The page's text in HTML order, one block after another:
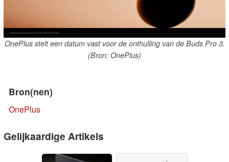
OnePlus stelt een datum vast voor de onthulling van de Buds Pro 3.
(Bron: OnePlus)
Bron(nen)
OnePlus
Gelijkaardige Artikels